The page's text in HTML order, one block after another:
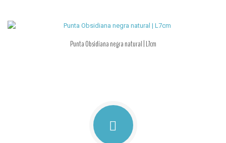
Punta Obsidiana negra natural | L7cm